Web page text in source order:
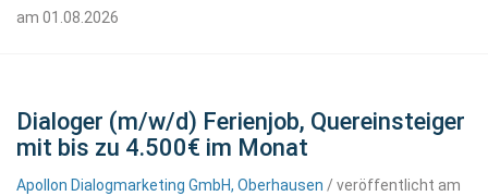
am 01.08.2026
Dialoger (m/w/d) Ferienjob, Quereinsteiger
mit bis zu 4.500€ im Monat
Apollon Dialogmarketing GmbH, Oberhausen / veröffentlicht am